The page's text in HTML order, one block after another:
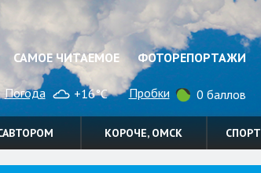
САМОЕ ЧИТАЕМОЕ ФОТОРЕПОРТАЖИ
Погода +16°C Пробки 0 баллов
КОРОЧЕ, ОМСК СПОРТ